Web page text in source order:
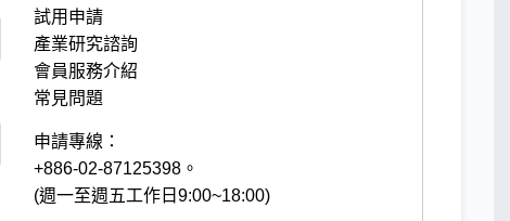
試用申請
產業研究諮詢
會員服務介紹
常見問題
申請專線：
+886-02-87125398。
(週一至週五工作日9:00~18:00)